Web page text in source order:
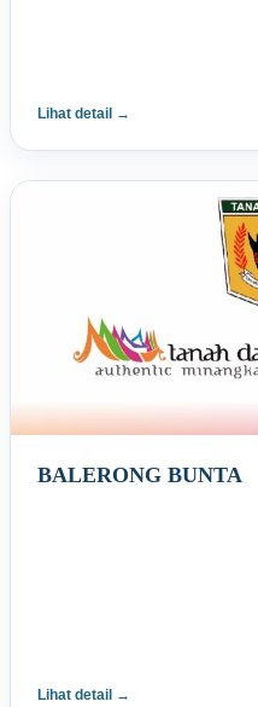
Lihat detail →
BALERONG BUNTA
Lihat detail →